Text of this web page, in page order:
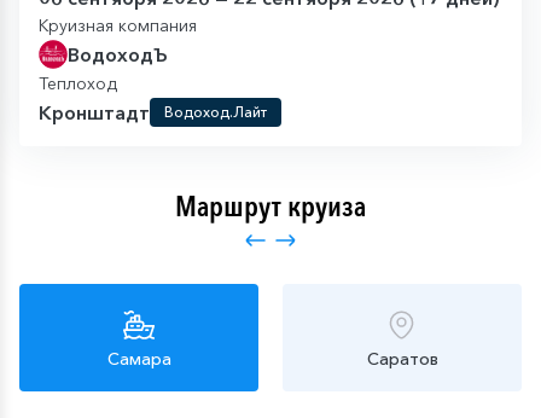
Круизная компания
ВодоходЪ
Теплоход
Кронштадт Водоход.Лайт
Маршрут круиза
Самара Саратов